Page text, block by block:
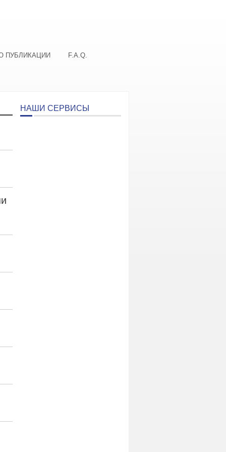
ПУБЛИКАЦИИ F.A.Q.
НАШИ СЕРВИСЫ